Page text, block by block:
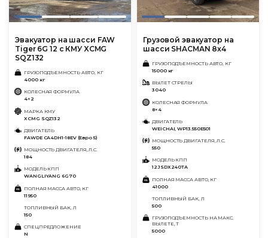
Эвакуатор на шасси FAW
Tiger 6G 12 с КМУ XCMG
SQZ132
ГРУЗОПОДЪЕМНОСТЬ АВТО, КГ
4000 кг
КОЛЕСНАЯ ФОРМУЛА
4×2
МАРКА КМУ
XCMG SQZ132
ДВИГАТЕЛЬ
FAWDE CA4DH1-18EV (Евро 5)
МОЩНОСТЬ ДВИГАТЕЛЯ, Л.С.
184
МОДЕЛЬ КПП
WANGLIYANG 6G70
ПОЛНАЯ МАССА АВТО, КГ
11950
ТОПЛИВНЫЙ БАК, Л
150
СПЕЦПРЕДЛОЖЕНИЕ
N
Грузовой эвакуатор на
шасси SHACMAN 8x4
ГРУЗОПОДЪЕМНОСТЬ АВТО, КГ
15000 кг
ВЫЛЕТ СТРЕЛЫ
3040
КОЛЕСНАЯ ФОРМУЛА
8×4
ДВИГАТЕЛЬ
WEICHAI, WP13.550E501
МОЩНОСТЬ ДВИГАТЕЛЯ, Л.С.
550
МОДЕЛЬ КПП
12JSDX240TA
ПОЛНАЯ МАССА АВТО, КГ
41000
ТОПЛИВНЫЙ БАК, Л
500
ГРУЗОПОДЪЕМНОСТЬ НА МАКС.
ВЫЛЕТЕ, Т
5000